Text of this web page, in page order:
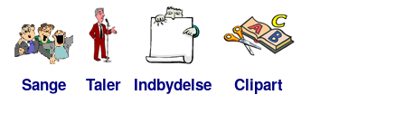
Sange Taler Indbydelse Clipart